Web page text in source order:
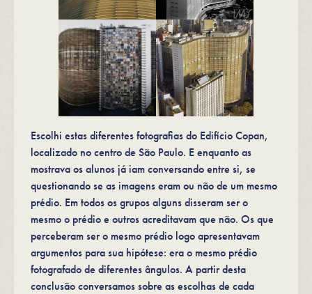
Escolhi estas diferentes fotografias do Edifício Copan,
localizado no centro de São Paulo. E enquanto as
mostrava os alunos já iam conversando entre si, se
questionando se as imagens eram ou não de um mesmo
prédio. Em todos os grupos alguns disseram ser o
mesmo o prédio e outros acreditavam que não. Os que
perceberam ser o mesmo prédio logo apresentavam
argumentos para sua hipótese: era o mesmo prédio
fotografado de diferentes ângulos. A partir desta
conclusão conversamos sobre as escolhas de cada